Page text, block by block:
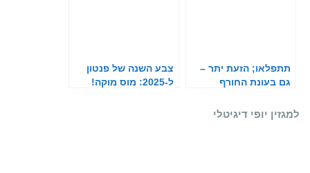
תתפלאו; הזעת יתר –
גם בעונת החורף
צבע השנה של פנטון
ל-2025: מוס מוקה!
למגזין יופי דיגיטלי